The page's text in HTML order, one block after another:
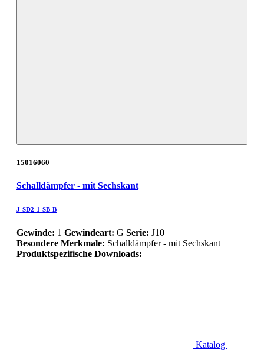
15016060
Schalldämpfer - mit Sechskant
J-SD2-1-SB-B
Gewinde: 1 Gewindeart: G Serie: J10
Besondere Merkmale: Schalldämpfer - mit Sechskant
Produktspezifische Downloads:
Katalog